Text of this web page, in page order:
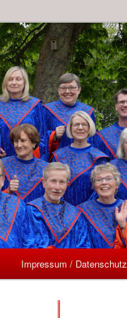
Impressum / Datenschutz